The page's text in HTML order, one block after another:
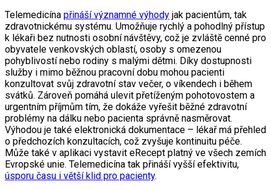
Telemedicína přináší významné výhody jak pacientům, tak
zdravotnickému systému. Umožňuje rychlý a pohodlný přístup
k lékaři bez nutnosti osobní návštěvy, což je zvláště cenné pro
obyvatele venkovských oblastí, osoby s omezenou
pohyblivostí nebo rodiny s malými dětmi. Díky dostupnosti
služby i mimo běžnou pracovní dobu mohou pacienti
konzultovat svůj zdravotní stav večer, o víkendech i během
svátků. Zároveň pomáhá ulevit přetíženým pohotovostem a
urgentním příjmům tím, že dokáže vyřešit běžné zdravotní
problémy na dálku nebo pacienta správně nasměrovat.
Výhodou je také elektronická dokumentace – lékař má přehled
o předchozích konzultacích, což zvyšuje kontinuitu péče.
Může také v aplikaci vystavit eRecept platný ve všech zemích
Evropské unie. Telemedicína tak přináší vyšší efektivitu,
úsporu času i větší klid pro pacienty.